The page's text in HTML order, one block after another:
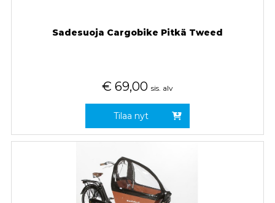
Sadesuoja Cargobike Pitkä Tweed
€ 69,00 sis. alv
Tilaa nyt